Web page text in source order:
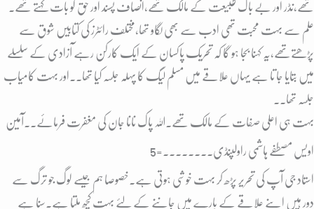
تھے،نڈر اور بے باک طبیعت کے مالک تھے,انصاف پسند اور حق گو بات کہتے تھے۔
علم سے بہت محبت تھی ادب سے بھی لگاو تھا،مختلف رائٹرز کی کتابیں شوق سے
پڑھتےتھے،یہ کہنا بجا ہو گا کہ تحریک پاکسان کے ایک کارکن رہے آزادی کے سلسلے
میں بتایا جا تا ہے یہاں علاقے میں مسلم لیگ کا پہلہ جلسہ کیا تھا۔۔اور بہت کامیاب
جلسہ تھا۔۔
بہت ہی اعلی صفات کے مالک تھے۔اللہ پاک نانا جان کی مغفرت فرمائے۔۔آمین
5=اویس مصطفے ہاشمی راولپنڈی۔۔۔۔۔۔۔۔
استاد جی آپ کی تحریر پڑھ کر بہت خوشی ہوتی ہے۔خصوصا ہم جیسے لوگ جو ترگ سے
دور ہیں اپنے علاقے کے بارے میں جاننے کے لئے بہت کچھ ملتا ہے۔سنا ہے